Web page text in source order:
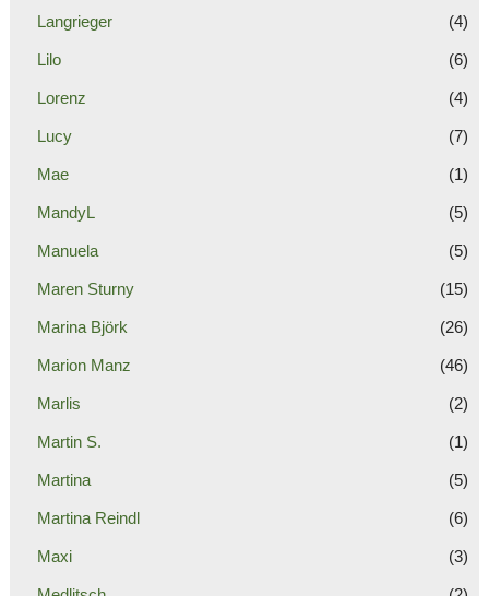
Langrieger (4)
Lilo (6)
Lorenz (4)
Lucy (7)
Mae (1)
MandyL (5)
Manuela (5)
Maren Sturny (15)
Marina Björk (26)
Marion Manz (46)
Marlis (2)
Martin S. (1)
Martina (5)
Martina Reindl (6)
Maxi (3)